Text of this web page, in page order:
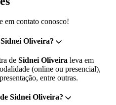
em contato conosco!
Oliveira?
de Sidnei Oliveira leva em
(online ou presencial),
entre outras.
Sidnei Oliveira?